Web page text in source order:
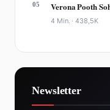
05 Verona Pooth
4 Min. ·438,5K
Newsletter